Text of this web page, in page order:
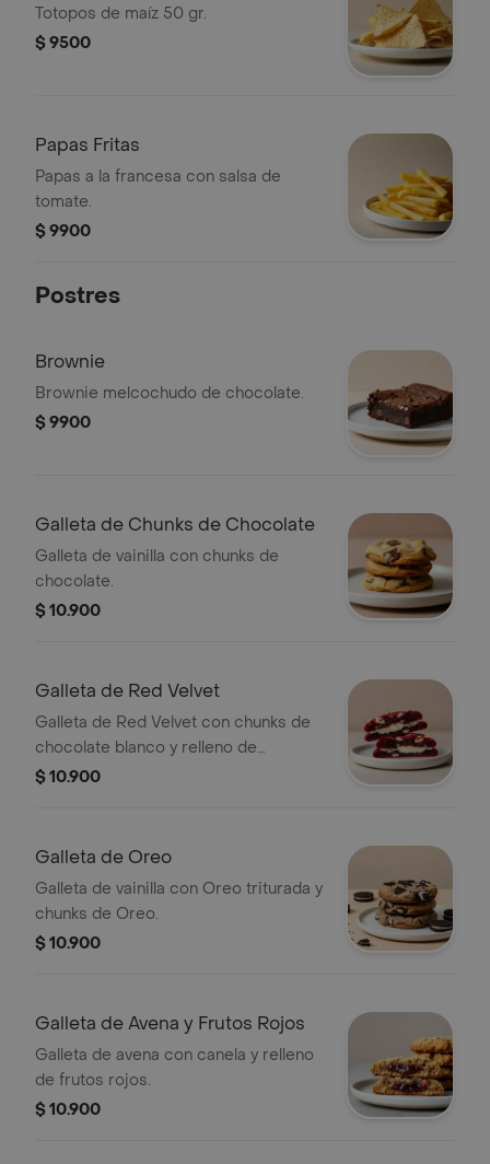
Totopos de maíz 50 gr.
$ 9500
Papas Fritas
Papas a la francesa con salsa de
tomate.
$ 9900
Postres
Brownie
Brownie melcochudo de chocolate.
$ 9900
Galleta de Chunks de Chocolate
Galleta de vainilla con chunks de
chocolate.
$ 10.900
Galleta de Red Velvet
Galleta de Red Velvet con chunks de
chocolate blanco y relleno de
Cheesecake.
$ 10.900
Galleta de Oreo
Galleta de vainilla con Oreo triturada y
chunks de Oreo.
$ 10.900
Galleta de Avena y Frutos Rojos
Galleta de avena con canela y relleno
de frutos rojos.
$ 10.900